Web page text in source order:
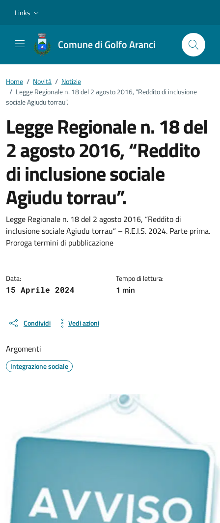
Links
Comune di Golfo Aranci
Home / Novità / Notizie
/ Legge Regionale n. 18 del 2 agosto 2016, “Reddito di inclusione
sociale Agiudu torrau”.
Legge Regionale n. 18 del
2 agosto 2016, “Reddito
di inclusione sociale
Agiudu torrau”.
Dettagli della notizia
Legge Regionale n. 18 del 2 agosto 2016, “Reddito di
inclusione sociale Agiudu torrau” – R.E.I.S. 2024. Parte prima.
Proroga termini di pubblicazione
Data:
15 Aprile 2024
Tempo di lettura:
1 min
Condividi Vedi azioni
Argomenti
Integrazione sociale